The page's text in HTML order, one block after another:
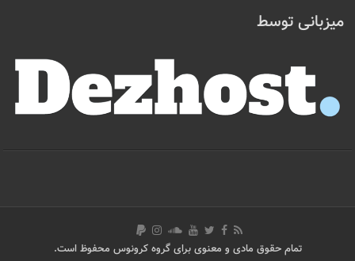
میزبانی توسط
تمام حقوق مادی و معنوی برای گروه کرونوس محفوظ است.